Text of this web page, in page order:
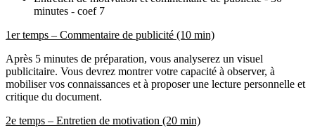
minutes - coef 7
1er temps – Commentaire de publicité (10 min)
Après 5 minutes de préparation, vous analyserez un visuel
publicitaire. Vous devrez montrer votre capacité à observer, à
mobiliser vos connaissances et à proposer une lecture personnelle et
critique du document.
2e temps – Entretien de motivation (20 min)